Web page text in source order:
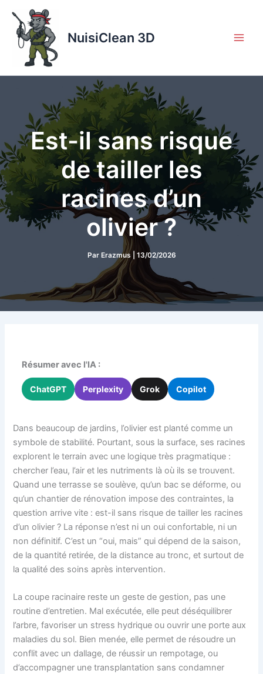
contenu
NuisiClean 3D
Est-il sans risque
de tailler les
racines d’un
olivier ?
Par Erazmus 13/02/2026
Résumer avec l'IA :
ChatGPT Perplexity Grok Copilot
Dans beaucoup de jardins, l’olivier est planté comme un
symbole de stabilité. Pourtant, sous la surface, ses racines
explorent le terrain avec une logique très pragmatique :
chercher l’eau, l’air et les nutriments là où ils se trouvent.
Quand une terrasse se soulève, qu’un bac se déforme, ou
qu’un chantier de rénovation impose des contraintes, la
question arrive vite : est-il sans risque de tailler les racines
d’un olivier ? La réponse n’est ni un oui confortable, ni un
non définitif. C’est un “oui, mais” qui dépend de la saison,
de la quantité retirée, de la distance au tronc, et surtout de
la qualité des soins après intervention.
La coupe racinaire reste un geste de gestion, pas une
routine d’entretien. Mal exécutée, elle peut déséquilibrer
l’arbre, favoriser un stress hydrique ou ouvrir une porte aux
maladies du sol. Bien menée, elle permet de résoudre un
conflit avec un dallage, de réussir un rempotage, ou
d’accompagner une transplantation sans condamner